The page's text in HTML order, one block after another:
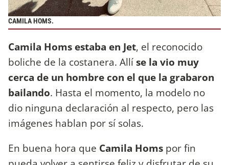
CAMILA HOMS.
Camila Homs estaba en Jet, el reconocido
boliche de la costanera. Allíse la vio muy
cerca de un hombre con el que la grabaron
bailando. Hasta el momento, la modelo no
dio ninguna declaración al respecto, pero las
imágenes hablan por sí solas.
En buena hora que Camila Homs por fin